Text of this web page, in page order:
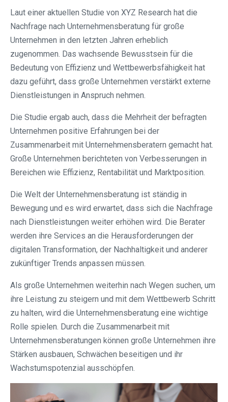
Laut einer aktuellen Studie von XYZ Research hat die
Nachfrage nach Unternehmensberatung für große
Unternehmen in den letzten Jahren erheblich
zugenommen. Das wachsende Bewusstsein für die
Bedeutung von Effizienz und Wettbewerbsfähigkeit hat
dazu geführt, dass große Unternehmen verstärkt externe
Dienstleistungen in Anspruch nehmen.
Die Studie ergab auch, dass die Mehrheit der befragten
Unternehmen positive Erfahrungen bei der
Zusammenarbeit mit Unternehmensberatern gemacht hat.
Große Unternehmen berichteten von Verbesserungen in
Bereichen wie Effizienz, Rentabilität und Marktposition.
Die Welt der Unternehmensberatung ist ständig in
Bewegung und es wird erwartet, dass sich die Nachfrage
nach Dienstleistungen weiter erhöhen wird. Die Berater
werden ihre Services an die Herausforderungen der
digitalen Transformation, der Nachhaltigkeit und anderer
zukünftiger Trends anpassen müssen.
Als große Unternehmen weiterhin nach Wegen suchen, um
ihre Leistung zu steigern und mit dem Wettbewerb Schritt
zu halten, wird die Unternehmensberatung eine wichtige
Rolle spielen. Durch die Zusammenarbeit mit
Unternehmensberatungen können große Unternehmen ihre
Stärken ausbauen, Schwächen beseitigen und ihr
Wachstumspotenzial ausschöpfen.